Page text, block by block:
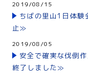
2019/08/15
ちばの里山1日体
止≫
2019/08/05
安全で確実な伐倒
終了しました≫